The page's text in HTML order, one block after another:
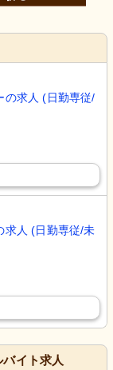
の求人 (日勤専従/
求人 (日勤専従/未
イト求人